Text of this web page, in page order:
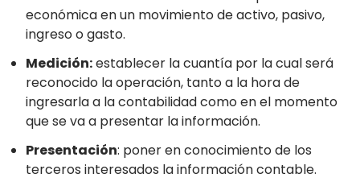
económica en un movimiento de activo, pasivo,
ingreso o gasto.
Medición:establecer la cuantía por la cual será
reconocido la operación, tanto a la hora de
ingresarla a la contabilidad como en el momento
que se va a presentar la información.
Presentación: poner en conocimiento de los
terceros interesados la información contable.